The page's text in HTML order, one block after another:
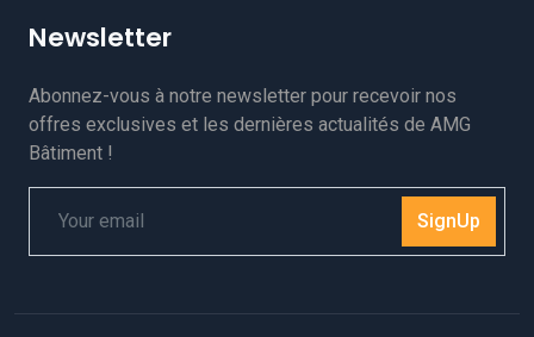
Newsletter
Abonnez-vous à notre newsletter pour recevoir nos
offres exclusives et les dernières actualités de AMG
Bâtiment !
SignUp